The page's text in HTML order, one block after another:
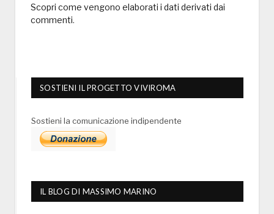
Scopri come vengono elaborati i dati derivati dai
commenti.
SOSTIENI IL PROGETTO VIVIROMA
Sostieni la comunicazione indipendente
IL BLOG DI MASSIMO MARINO